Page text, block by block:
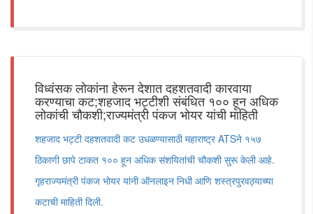
विध्वंसक लोकांना हेरून देशात दहशतवादी कारवाया
करण्याचा कट;शहजाद भट्टीशी संबंधित १०० हून अधिक
लोकांची चौकशी;राज्यमंत्री पंकज भोयर यांची माहिती
शहजाद भट्टी दहशतवादी कट उधळण्यासाठी महाराष्ट्र ATSने १५७
ठिकाणी छापे टाकत १०० हून अधिक संशयितांची चौकशी सुरू केली आहे.
गृहराज्यमंत्री पंकज भोयर यांनी ऑनलाइन निधी आणि शस्त्रपुरवठ्याच्या
कटाची माहिती दिली.